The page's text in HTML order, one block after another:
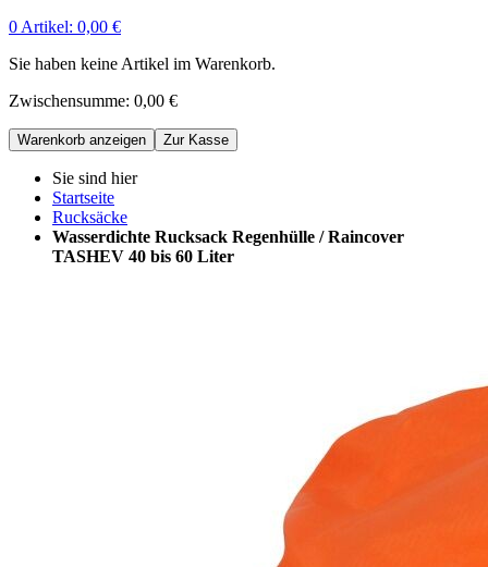
0 Artikel: 0,00 €
Sie haben keine Artikel im Warenkorb.
Zwischensumme: 0,00 €
Warenkorb anzeigen Zur Kasse
Sie sind hier
Startseite
Rucksäcke
Wasserdichte Rucksack Regenhülle / Raincover
TASHEV 40 bis 60 Liter